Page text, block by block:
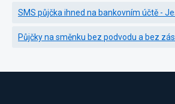
SMS půjčka ihned na bankovním účtě -
Půjčky na směnku bez podvodu a bez